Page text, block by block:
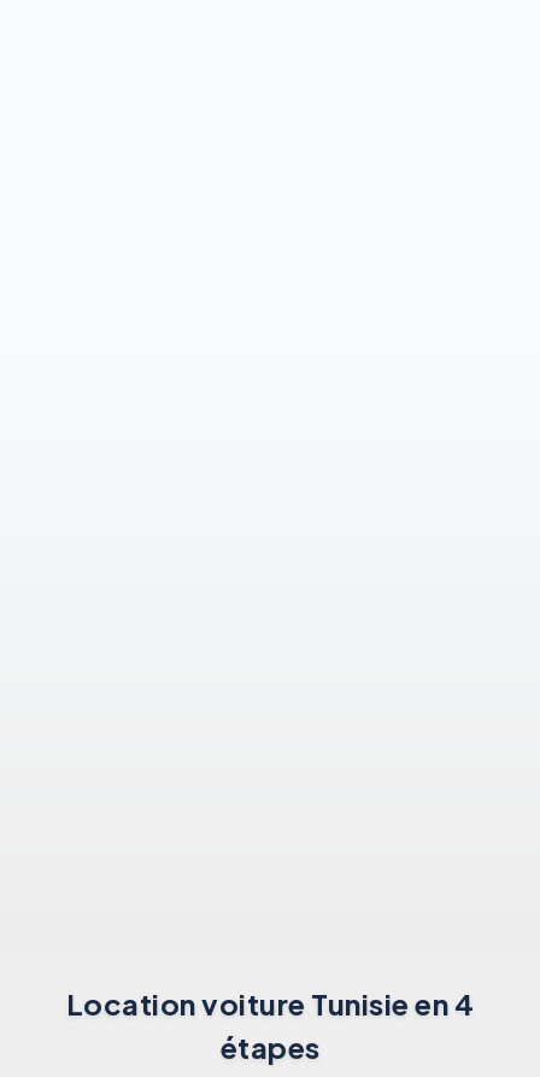
Location voiture Tunisie en 4
étapes